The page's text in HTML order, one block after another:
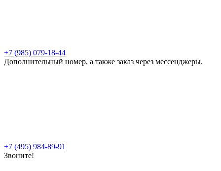
+7 (985) 079-18-44
Дополнительный номер, а также заказ через мессенджеры.
+7 (495) 984-89-91
Звоните!